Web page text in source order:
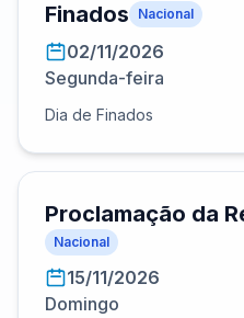
Finados Nacional
02/11/2026
Segunda-feira
Dia de Finados
Proclamação da
Nacional
15/11/2026
Domingo